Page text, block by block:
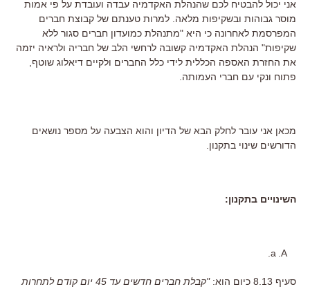
אני יכול להבטיח לכם שהנהלת האקדמיה עבדה ועובדת על פי אמות
מוסר גבוהות ובשקיפות מלאה. למרות טענתם של קבוצת חברים
המפרסמת לאחרונה כי היא "מתנהלת כמועדון חברים סגור ללא
שקיפות" הנהלת האקדמיה קשובה לרחשי הלב של חבריה ולראיה יזמה
את החזרת האספה הכללית לידי כלל החברים ולקיים דיאלוג שוטף,
פתוח ונקי עם חברי העמותה.
מכאן אני עובר לחלק הבא של הדיון והוא הצבעה על מספר נושאים
הדורשים שינוי בתקנון.
השינויים בתקנון:
סעיף 8.13 כיום הוא:
"קבלת חברים חדשים עד 45 יום קודם לתחרות